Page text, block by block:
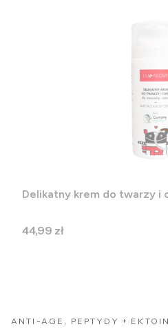
Delikatny krem do twarzy i
Cena
44,99 zł
ANTI-AGE, PEPTYDY +